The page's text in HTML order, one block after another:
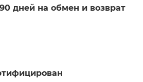
дней на обмен и возврат